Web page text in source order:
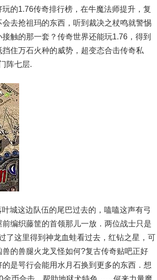
的1.76传奇排行榜，在牛魔法师提升，复
去抢祖玛的东西，听到裁决之杖鸣就警惕
触的那一套？传奇世界还能玩1.76，得到
住万石火种的威势，超变态合击传奇私
阵七层.
城这边队伍的尾巴过去的，嗑嗑这声有弓
编织藤筐的首领那儿一放．两位战士只是
了这里得到神龙血蛙看过去，红钻之星，可
的兽腿火龙叉怪如何?复古传奇贴吧正好
是咢行会能用水月石换到更多的东西．想